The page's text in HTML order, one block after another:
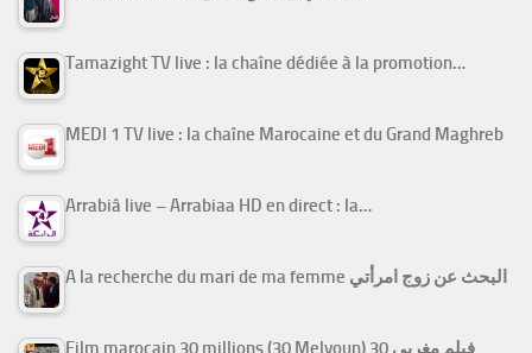
Tamazight TV live : la chaîne dédiée à la promotion…
MEDI 1 TV live : la chaîne Marocaine et du Grand Maghreb
Arrabiâ live – Arrabiaa HD en direct : la…
A la recherche du mari de ma femme البحث عن زوج امرأتي
Film marocain 30 millions (30 Melyoun) فيلم مغربي 30